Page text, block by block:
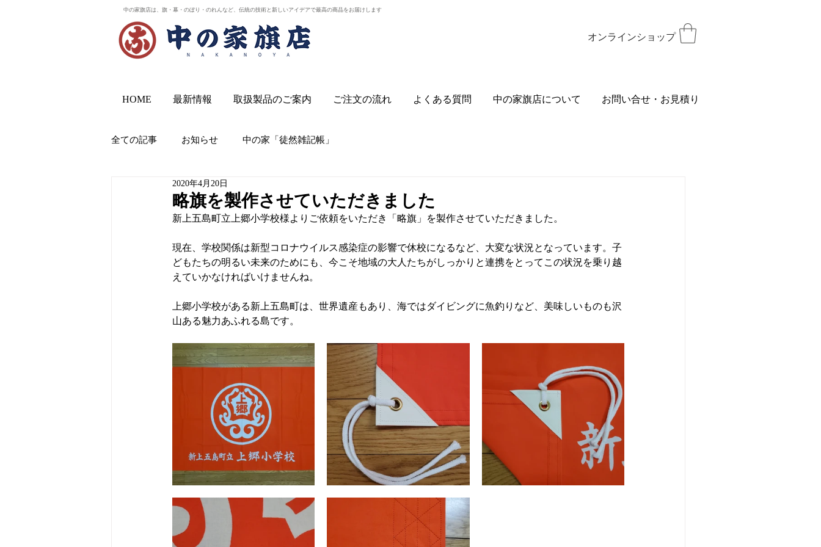
中の家旗店は、旗・幕・のぼり・のれんなど、伝統の技術と新しいアイデアで最高の商品をお届けします
オンラインショップ
HOME 最新情報 取扱製品のご案内 ご注文の流れ よくある質問 中の家旗店について お問い合せ・お見積り
全ての記事 お知らせ 中の家「徒然雑記帳」
略旗を製作させていただきました
2020年4月20日
新上五島町立上郷小学校様よりご依頼をいただき「略旗」を製作させていただきました。
現在、学校関係は新型コロナウイルス感染症の影響で休校になるなど、大変な状況となっています。子
どもたちの明るい未来のためにも、今こそ地域の大人たちがしっかりと連携をとってこの状況を乗り越
えていかなければいけませんね。
上郷小学校がある新上五島町は、世界遺産もあり、海ではダイビングに魚釣りなど、美味しいものも沢
山ある魅力あふれる島です。